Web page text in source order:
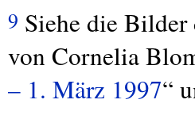
9 Siehe die Bilder
von Cornelia
– 1. März 1997“